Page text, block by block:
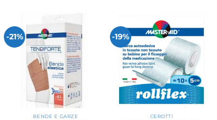
-21%
BENDE E GARZE
-19%
CEROTTI